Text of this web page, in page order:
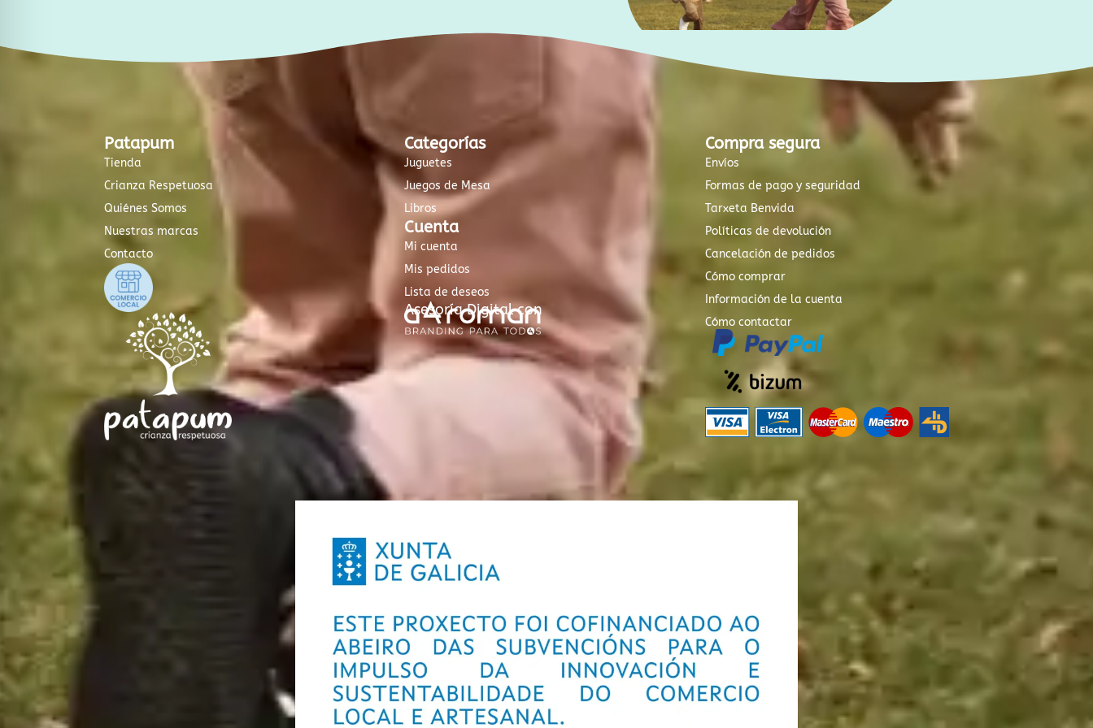
Patapum
Tienda
Crianza Respetuosa
Quiénes Somos
Nuestras marcas
Contacto
Categorías
Juguetes
Juegos de Mesa
Libros
Cuenta
Mi cuenta
Mis pedidos
Lista de deseos
Asesoría Digital con
Compra segura
Envíos
Formas de pago y seguridad
Tarxeta Benvida
Políticas de devolución
Cancelación de pedidos
Cómo comprar
Información de la cuenta
Cómo contactar